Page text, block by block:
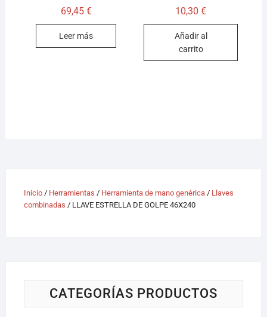
69,45 €
Leer más
10,30€
Añadir al
carrito
Inicio/ Herramientas / Herramienta de mano genérica/ Llaves
combinadas / LLAVE ESTRELLA DE GOLPE 46X240
CATEGORÍAS PRODUCTOS